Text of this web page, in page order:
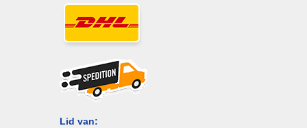
Lid van: